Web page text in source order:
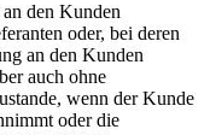
den Kunden
oder, bei deren
an den Kunden
auch ohne
wenn der Kunde
oder die